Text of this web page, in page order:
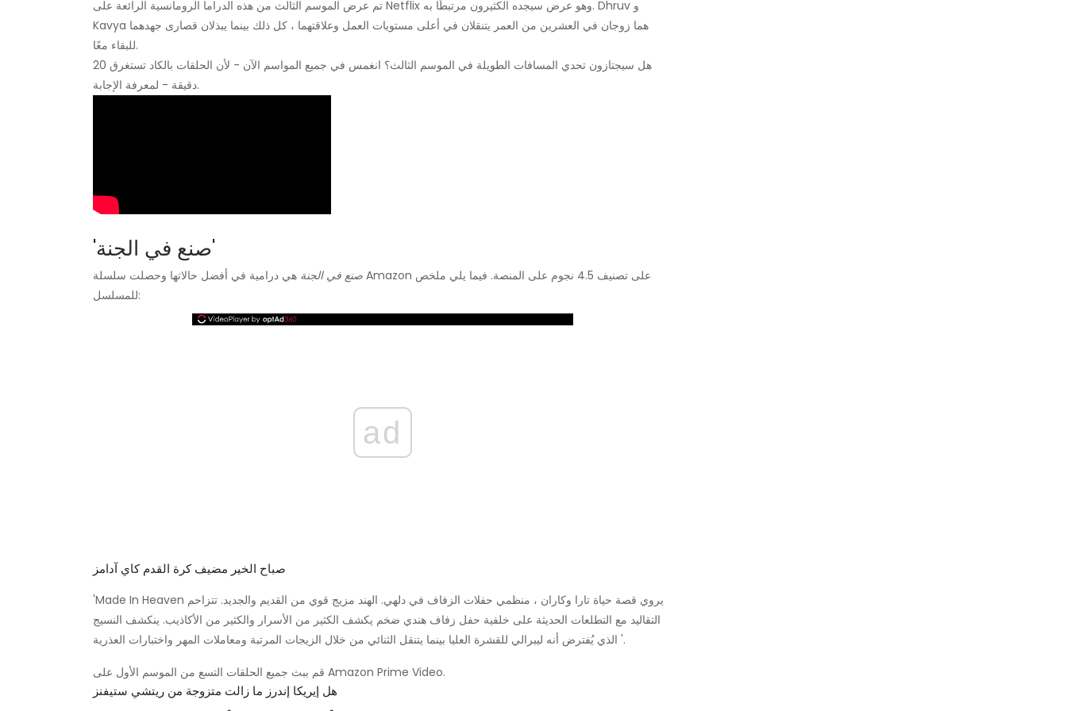
تم عرض الموسم الثالث من هذه الدراما الرومانسية الرائعة على Netflix وهو عرض سيجده الكثيرون مرتبطًا به. Dhruv و
Kavya هما زوجان في العشرين من العمر يتنقلان في أعلى مستويات العمل وعلاقتهما ، كل ذلك بينما يبذلان قصارى جهدهما
للبقاء معًا.
هل سيجتازون تحدي المسافات الطويلة في الموسم الثالث؟ انغمس في جميع المواسم الآن - لأن الحلقات بالكاد تستغرق 20
دقيقة - لمعرفة الإجابة.
'صنع في الجنة'
صنع في الجنة هي درامية في أفضل حالاتها وحصلت سلسلة Amazon على تصنيف 4.5 نجوم على المنصة. فيما يلي ملخص
للمسلسل:
ad
صباح الخير مضيف كرة القدم كاي آدامز
'Made In Heaven يروي قصة حياة تارا وكاران ، منظمي حفلات الزفاف في دلهي. الهند مزيج قوي من القديم والجديد. تتزاحم
التقاليد مع التطلعات الحديثة على خلفية حفل زفاف هندي ضخم يكشف الكثير من الأسرار والكثير من الأكاذيب. ينكشف النسيج
الذي يُفترض أنه ليبرالي للقشرة العليا بينما يتنقل الثنائي من خلال الزيجات المرتبة ومعاملات المهر واختبارات العذرية '.
قم ببث جميع الحلقات التسع من الموسم الأول على Amazon Prime Video.
هل إيريكا إندرز ما زالت متزوجة من ريتشي ستيفنز